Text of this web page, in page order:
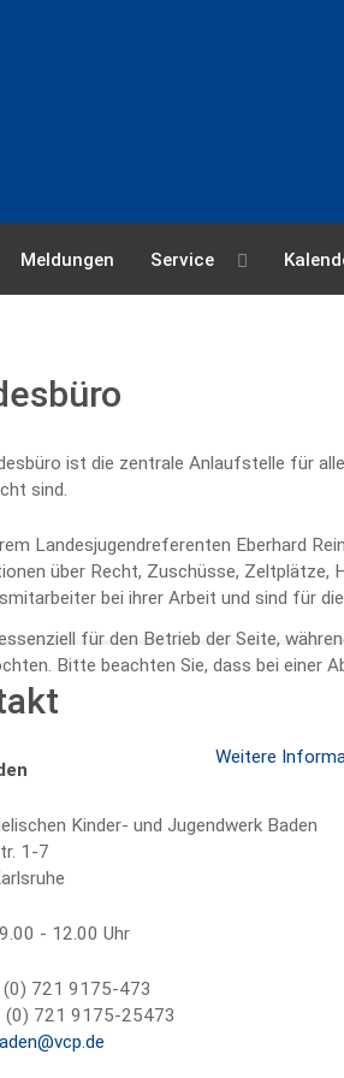
Meldungen Service
ist die zentrale Anlaufstelle für
sind.
Landesjugendreferenten Eberhard
über Recht, Zuschüsse, Zeltplätze,
bei ihrer Arbeit und sind für
Kinder- und Jugendwerk Baden
1-7
- 12.00 Uhr
(0) 721 9175-473
(0) 721 9175-25473
für den Betrieb der Seite,
Bitte beachten Sie, dass bei
Weitere